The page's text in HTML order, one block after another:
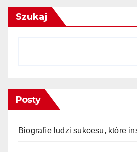
Szukaj
Posty
Biografie ludzi sukcesu, które